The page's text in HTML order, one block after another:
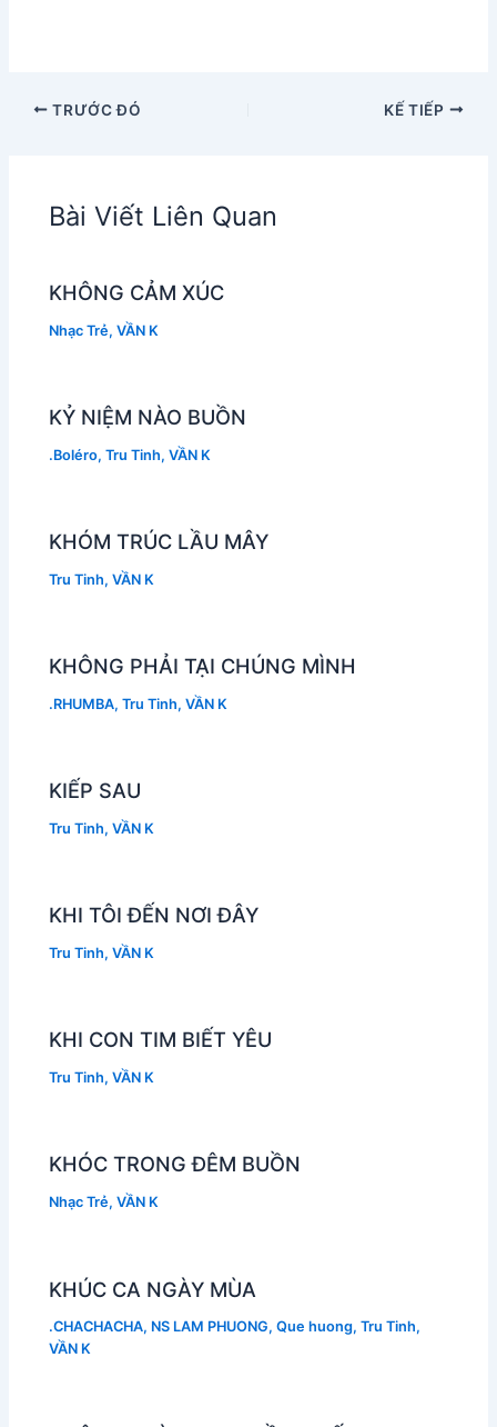
TRƯỚC ĐÓ KẾ TIẾP
Bài Viết Liên Quan
KHÔNG CẢM XÚC
Nhạc Trẻ,VẦN K
KỶ NIỆM NÀO BUỒN
.Boléro,Tru Tinh,VẦN K
KHÓM TRÚC LẦU MÂY
Tru Tinh,VẦN K
KHÔNG PHẢI TẠI CHÚNG MÌNH
.RHUMBA,Tru Tinh,VẦN K
KIẾP SAU
Tru Tinh,VẦN K
KHI TÔI ĐẾN NƠI ĐÂY
Tru Tinh,VẦN K
KHI CON TIM BIẾT YÊU
Tru Tinh,VẦN K
KHÓC TRONG ĐÊM BUỒN
Nhạc Trẻ,VẦN K
KHÚC CA NGÀY MÙA
.CHACHACHA, NS LAM PHUONG,Que huong,Tru Tinh,
VẦN K